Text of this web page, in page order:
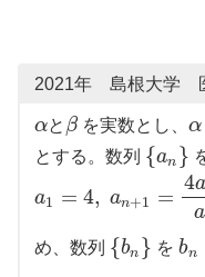
2021年 島根大学
αと βを実数とし、α
とする。数列 {an }
a1 = 4, an+1 =
4a
a
め、数列 {bn } をbn